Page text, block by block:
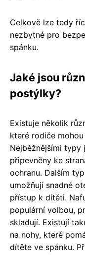
Celkově lze tedy
nezbytné pro
spánku.
Jaké jsou
postýlky?
Existuje několik
které rodiče
Nejběžnějšími typy
připevněny ke
ochranu. Dalším
umožňují snadné
přístup k dítěti.
populární volbou,
skladují. Existují
na nohy, které
dítěte ve spánku.